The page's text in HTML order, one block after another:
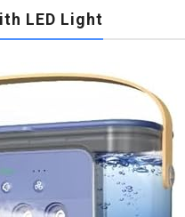
LED Light